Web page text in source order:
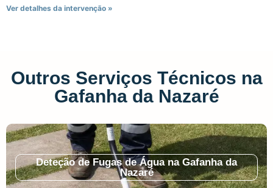
Ver detalhes da intervenção »
Outros Serviços Técnicos na
Gafanha da Nazaré
Deteção de Fugas de Água na Gafanha da
Nazaré